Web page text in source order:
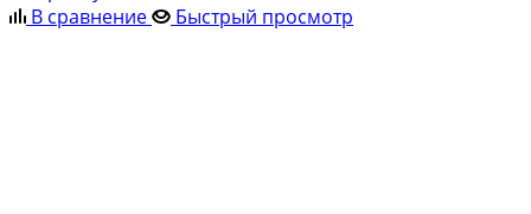
В сравнение
Быстрый просмотр